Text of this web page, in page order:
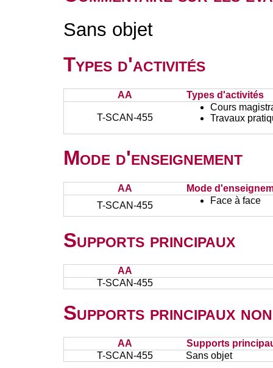
Sans objet
Types d'activités
AA Types d'activités
T-SCAN-455
Cours
Travaux
Mode d'enseignement
AA
Mode
T-SCAN-455
Face à face
Supports principaux
AA
T-SCAN-455
Supports principaux
AA
Supports
T-SCAN-455
Sans objet